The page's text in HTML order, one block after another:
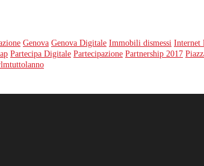
Genova Genova Digitale Immobili dismessi Internet
Partecipa Digitale Partecipazione Partnership 2017